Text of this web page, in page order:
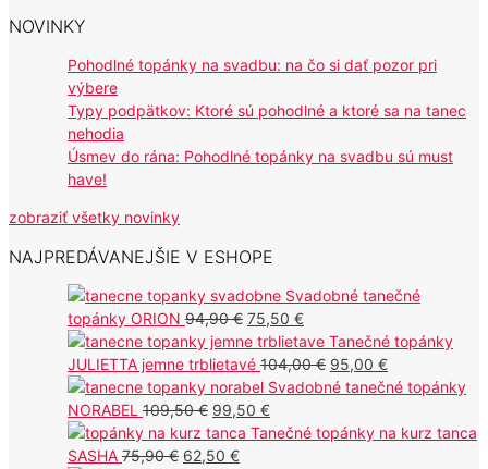
NOVINKY
Pohodlné topánky na svadbu: na čo si dať pozor pri
výbere
Typy podpätkov: Ktoré sú pohodlné a ktoré sa na tanec
nehodia
Úsmev do rána: Pohodlné topánky na svadbu sú must
have!
zobraziť všetky novinky
NAJPREDÁVANEJŠIE V ESHOPE
Svadobné tanečné
topánky ORION 94,90€ Pôvodná
cena
bola:
94,90 €.
75,50 €Aktuálna
cena
je:
75,50 €.
Tanečné topánky
JULIETTA jemne trblietavé 104,00€ Pôvodná
cena
104,00 €.
95,00 €Aktuálna
cena
95,00 €.
Svadobné tanečné topánky
NORABEL 109,50€ Pôvodná
cena
bola:
99,50 €Aktuálna
cena
Tanečné topánky na kurz tanca
SASHA 75,90€ Pôvodná
62,50 €Aktuálna